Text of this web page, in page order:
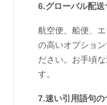
6.グローバル配送
航空便、船便、
の高いオプショ
ださい。お手頃
す。
7.速い引用語句の